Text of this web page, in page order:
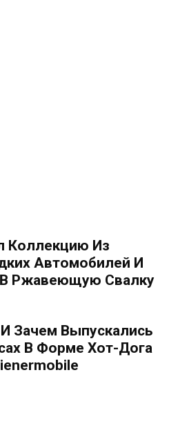
Коллекцию Из
Автомобилей И
В Ржавеющую Свалку
Зачем Выпускались
В Форме Хот-Дога